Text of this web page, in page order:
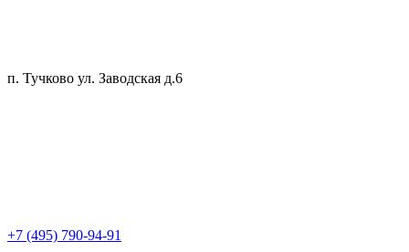
п. Тучково ул. Заводская д.6
+7 (495) 790-94-91